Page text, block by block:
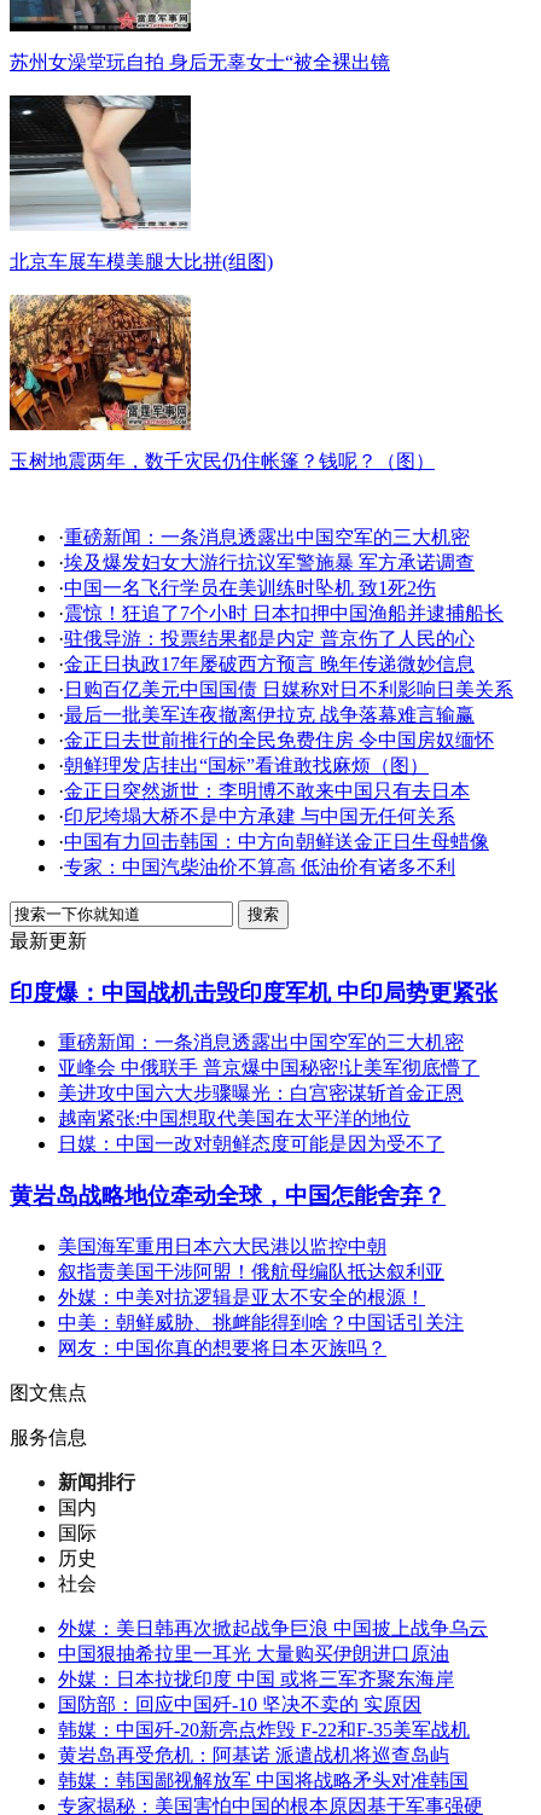
苏州女澡堂玩自拍 身后无辜女士“被全裸出镜
北京车展车模美腿大比拼(组图)
玉树地震两年，数千灾民仍住帐篷？钱呢？（图）
·重磅新闻：一条消息透露出中国空军的三大机密
·埃及爆发妇女大游行抗议军警施暴 军方承诺调查
·中国一名飞行学员在美训练时坠机 致1死2伤
·震惊！狂追了7个小时 日本扣押中国渔船并逮捕船长
·驻俄导游：投票结果都是内定 普京伤了人民的心
·金正日执政17年屡破西方预言 晚年传递微妙信息
· 日购百亿美元中国国债 日媒称对日不利影响日美关系
·最后一批美军连夜撤离伊拉克 战争落幕难言输赢
·金正日去世前推行的全民免费住房 令中国房奴缅怀
·朝鲜理发店挂出“国标”看谁敢找麻烦（图）
·金正日突然逝世：李明博不敢来中国只有去日本
·印尼垮塌大桥不是中方承建 与中国无任何关系
·中国有力回击韩国：中方向朝鲜送金正日生母蜡像
·专家：中国汽柴油价不算高 低油价有诸多不利
最新更新
印度爆：中国战机击毁印度军机 中印局势更紧张
重磅新闻：一条消息透露出中国空军的三大机密
亚峰会 中俄联手 普京爆中国秘密!让美军彻底懵了
美进攻中国六大步骤曝光：白宫密谋斩首金正恩
越南紧张:中国想取代美国在太平洋的地位
日媒：中国一改对朝鲜态度可能是因为受不了
黄岩岛战略地位牵动全球，中国怎能舍弃？
美国海军重用日本六大民港以监控中朝
叙指责美国干涉阿盟！俄航母编队抵达叙利亚
外媒：中美对抗逻辑是亚太不安全的根源！
中美：朝鲜威胁、挑衅能得到啥？中国话引关注
网友：中国你真的想要将日本灭族吗？
图文焦点
服务信息
新闻排行
国内
国际
历史
社会
外媒：美日韩再次掀起战争巨浪 中国披上战争乌云
中国狠抽希拉里一耳光 大量购买伊朗进口原油
外媒：日本拉拢印度 中国 或将三军齐聚东海岸
国防部：回应中国歼-10 坚决不卖的 实原因
韩媒：中国歼-20新亮点炸毁 F-22和F-35美军战机
黄岩岛再受危机：阿基诺 派遣战机将巡查岛屿
韩媒：韩国鄙视解放军 中国将战略矛头对准韩国
专家揭秘：美国害怕中国的根本原因基于军事强硬